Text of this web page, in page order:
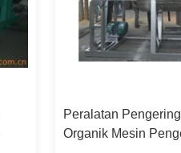
Peralatan
Organik Mesin